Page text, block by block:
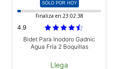
SÓLO POR HOY
Finaliza en:23:02:37
4.9
Bidet Para Inodoro Gadnic
Agua Fría 2 Boquillas
Llega